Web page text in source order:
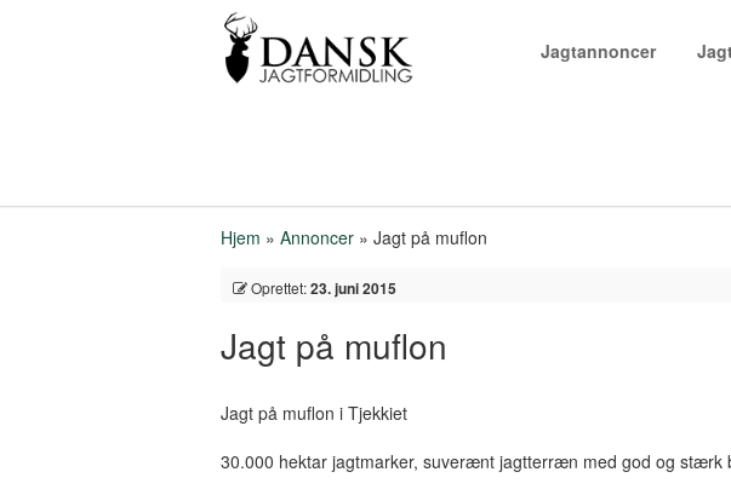
Jagtannoncer
Hjem » Annoncer » Jagt på muflon
Oprettet:23. juni 2015
Jagt på muflon
Jagt på muflon i Tjekkiet
30.000 hektar jagtmarker, suverænt jagtterræn med god og stærk